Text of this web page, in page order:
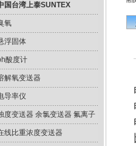
国台湾上泰SUNTEX
氧
浮固体
酸度计
解氧变送器
导率仪
度变送器 余氯变送器 氟离子
线比重浓度变送器